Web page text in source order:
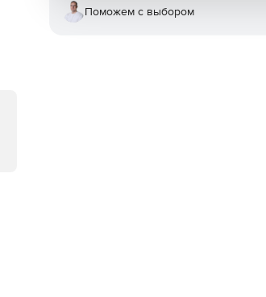
Поможем с выбором